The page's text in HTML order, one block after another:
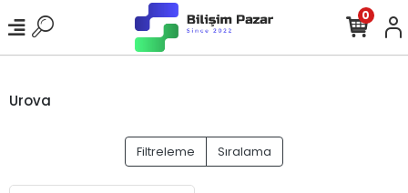
0
Urova
Filtreleme Sıralama